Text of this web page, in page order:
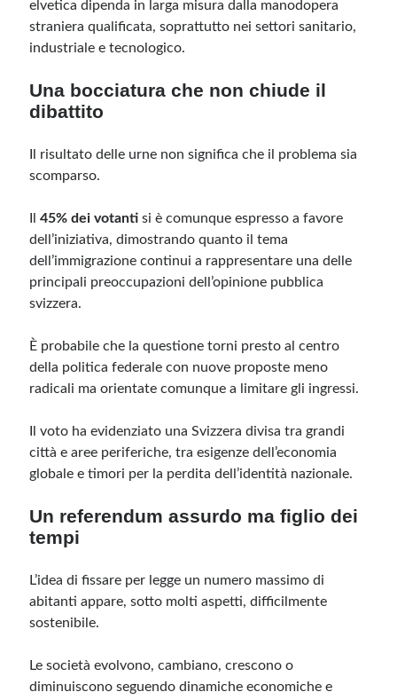
elvetica dipenda in larga misura dalla manodopera
straniera qualificata, soprattutto nei settori sanitario,
industriale e tecnologico.
Una bocciatura che non chiude il
dibattito
Il risultato delle urne non significa che il problema sia
scomparso.
Il45% dei votanti si è comunque espresso a favore
dell’iniziativa, dimostrando quanto il tema
dell’immigrazione continui a rappresentare una delle
principali preoccupazioni dell’opinione pubblica
svizzera.
È probabile che la questione torni presto al centro
della politica federale con nuove proposte meno
radicali ma orientate comunque a limitare gli ingressi.
Il voto ha evidenziato una Svizzera divisa tra grandi
città e aree periferiche, tra esigenze dell’economia
globale e timori per la perdita dell’identità nazionale.
Un referendum assurdo ma figlio dei
tempi
L’idea di fissare per legge un numero massimo di
abitanti appare, sotto molti aspetti, difficilmente
sostenibile.
Le società evolvono, cambiano, crescono o
diminuiscono seguendo dinamiche economiche e